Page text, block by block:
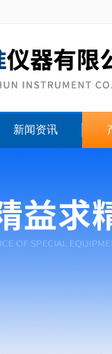
新闻资讯